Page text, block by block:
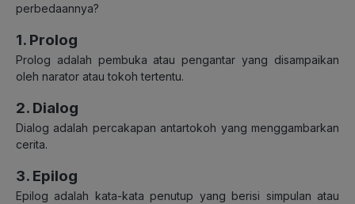
perbedaannya?
1. Prolog
Prolog adalah pembuka atau pengantar yang disampaikan
oleh narator atau tokoh tertentu.
2. Dialog
Dialog adalah percakapan antartokoh yang menggambarkan
cerita.
3. Epilog
Epilog adalah kata-kata penutup yang berisi simpulan atau